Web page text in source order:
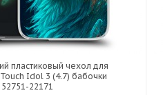
пластиковый чехол для
Idol 3 (4.7) бабочки
52751-22171